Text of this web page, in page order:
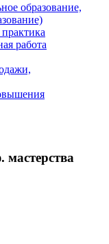
образование,
работа
мастерства